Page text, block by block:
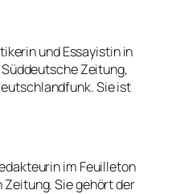
und Essayistin in
Zeitung,
Sie ist
im Feuilleton
Sie gehört der